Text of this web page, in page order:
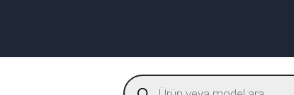
Products
search